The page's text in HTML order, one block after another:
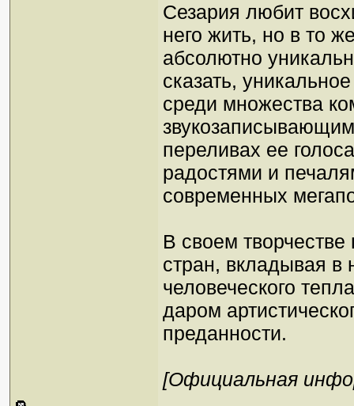
Сезария любит
него жить, но в то
абсолютно
сказать,
среди множества
переливах ее
радостями и
современных
В своем
стран, вкладывая в
человеческого
даром
преданности.
[Официальная